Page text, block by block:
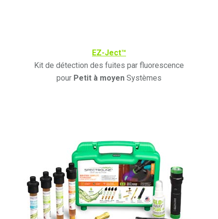
EZ-Ject™
Kit de détection des fuites par fluorescence
pour Petit à moyen Systèmes